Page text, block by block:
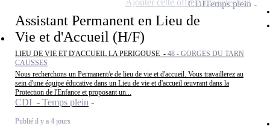
Assistant Permanent en Lieu de
Vie et d'Accueil (H/F)
LIEU DE VIE ET D'ACCUEIL LA PERIGOUSE - 48 - GORGES DU TARN
CAUSSES
Nous recherchons un Permanent/e de lieu de vie et d'accueil. Vous travaillerez au
sein d'une équipe éducative dans un Lieu de vie et d'accueil œuvrant dans la
Protection de l'Enfance et proposant un...
CDI - Temps plein
Publié il y a 4 jours
CDITemps plein
Ajouter cette offre à ma sélection